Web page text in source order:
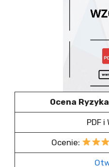
Ocena
PDF i
Ocenie: